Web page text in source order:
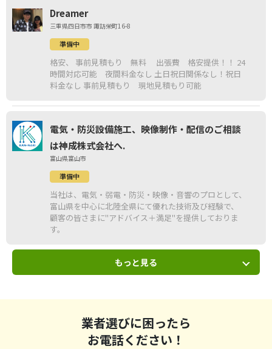
Dreamer
三重県四日市市 諏訪栄町16-8
準備中
格安、 事前見積もり 無料 出張費 格安提供！！ 24
時間対応可能 夜間料金なし 土日祝日関係なし！祝日
料金なし 事前見積もり 現地見積もり可能
電気・防災設備施工、映像制作・配信のご相談
は神成株式会社へ.
富山県富山市
準備中
当社は、電気・弱電・防災・映像・音響のプロとして、
富山県を中心に北陸全県にて優れた技術及び経験で、
顧客の皆さまに"アドバイス＋満足"を提供しておりま
す。
もっと見る
業者選びに困ったら
お電話ください！